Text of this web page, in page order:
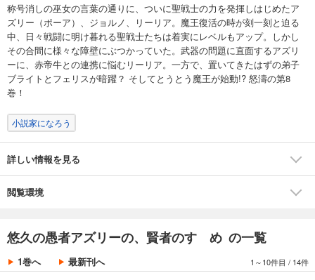
称号消しの巫女の言葉の通りに、ついに聖戦士の力を発揮しはじめたア
ズリー（ポーア）、ジョルノ、リーリア。魔王復活の時が刻一刻と迫る
中、日々戦闘に明け暮れる聖戦士たちは着実にレベルもアップ。しかし
その合間に様々な障壁にぶつかっていた。武器の問題に直面するアズリ
ーに、赤帝牛との連携に悩むリーリア。一方で、置いてきたはずの弟子
ブライトとフェリスが暗躍？ そしてとうとう魔王が始動!? 怒濤の第8
巻！
小説家になろう
詳しい情報を見る
閲覧環境
悠久の愚者アズリーの、賢者のすゝめ の一覧
1巻へ 最新刊へ 1～10件目 / 14件